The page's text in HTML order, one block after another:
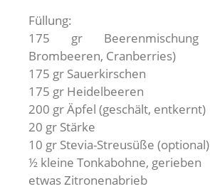
Füllung:
175 gr Beerenmischung
Brombeeren, Cranberries)
175 gr Sauerkirschen
175 gr Heidelbeeren
200 gr Äpfel (geschält, entkernt)
20 gr Stärke
10 gr Stevia-Streusüße (optional)
½ kleine Tonkabohne, gerieben
etwas Zitronenabrieb